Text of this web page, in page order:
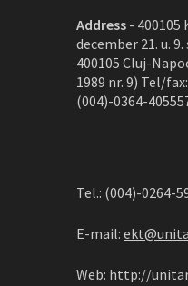
Address - 400105
december 21. u.
400105 Cluj-
1989 nr. 9) Tel/
(004)-0364-
Tel.: (004)-0264-
E-mail:
Web: http://